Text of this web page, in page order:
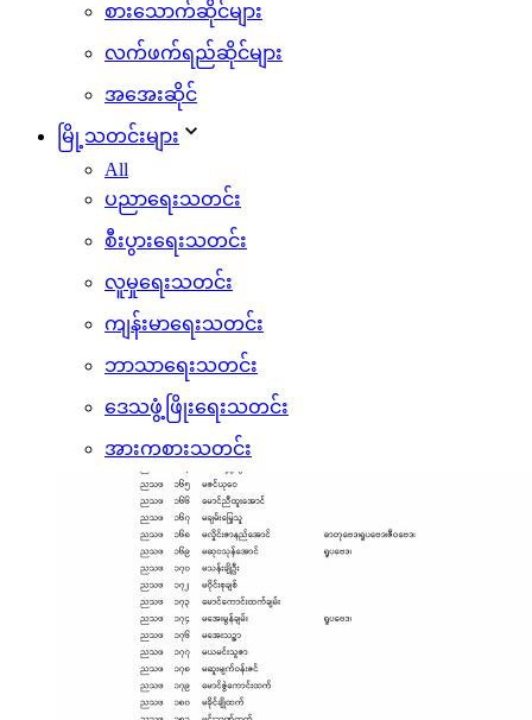
စားသောက်ဆိုင်များ
လက်ဖက်ရည်ဆိုင်များ
အအေးဆိုင်
မြို့သတင်းများ
All
ပညာရေးသတင်း
စီးပွားရေးသတင်း
လူမှုရေးသတင်း
ကျန်းမာရေးသတင်း
ဘာသာရေးသတင်း
ဒေသဖွံ့ဖြိုးရေးသတင်း
အားကစားသတင်း